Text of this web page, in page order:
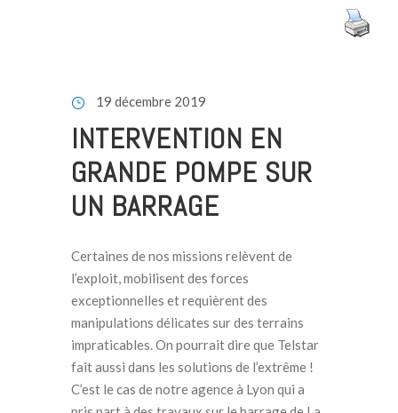
19 décembre 2019
INTERVENTION EN
GRANDE POMPE SUR
UN BARRAGE
Certaines de nos missions relèvent de
l’exploit, mobilisent des forces
exceptionnelles et requièrent des
manipulations délicates sur des terrains
impraticables. On pourrait dire que Telstar
fait aussi dans les solutions de l’extrême !
C’est le cas de notre agence à Lyon qui a